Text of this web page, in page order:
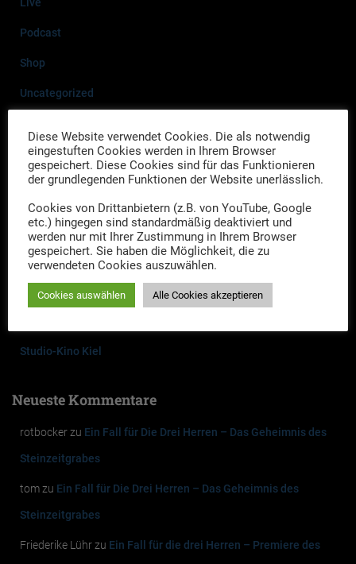
Podcast
Shop
Uncategorized
Neueste Beiträge
Drei Herren-Drei Gänge: Ein kriminell-kulinarischer Abend
Termine, Termine…
Links zu den Veranstaltungen im Maritim Hotel Bellevue in Kiel
Neues Jahr, neue Termine
Studio-Kino Kiel
Neueste Kommentare
rotbockerzu Ein Fall für Die Drei Herren – Das Geheimnis des
Steinzeitgrabes
tomzu Ein Fall für Die Drei Herren – Das Geheimnis des
Steinzeitgrabes
Friederike Lührzu Ein Fall für die drei Herren – Premiere des
Diese Website verwendet Cookies. Die als notwendig
eingestuften Cookies werden in Ihrem Browser
gespeichert. Diese Cookies sind für das Funktionieren
der grundlegenden Funktionen der Website unerlässlich.
Cookies von Drittanbietern (z.B. von YouTube, Google
etc.) hingegen sind standardmäßig deaktiviert und
werden nur mit Ihrer Zustimmung in Ihrem Browser
gespeichert. Sie haben die Möglichkeit, die zu
verwendeten Cookies auszuwählen.
Cookies auswählen Alle Cookies akzeptieren